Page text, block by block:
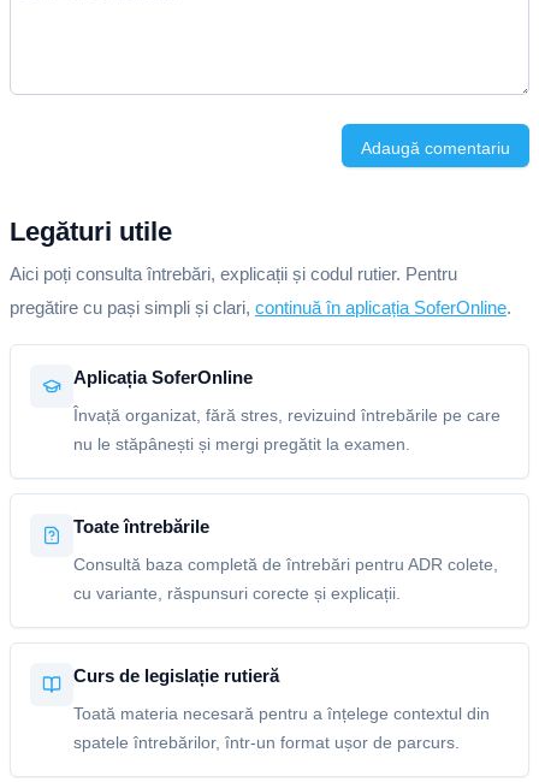
Adaugă comentariu
Legături utile
Aici poți consulta întrebări, explicații și codul rutier. Pentru
pregătire cu pași simpli și clari, continuă în aplicația SoferOnline.
Aplicația SoferOnline
Învață organizat, fără stres, revizuind întrebările pe care
nu le stăpânești și mergi pregătit la examen.
Toate întrebările
Consultă baza completă de întrebări pentru ADR colete,
cu variante, răspunsuri corecte și explicații.
Curs de legislație rutieră
Toată materia necesară pentru a înțelege contextul din
spatele întrebărilor, într-un format ușor de parcurs.